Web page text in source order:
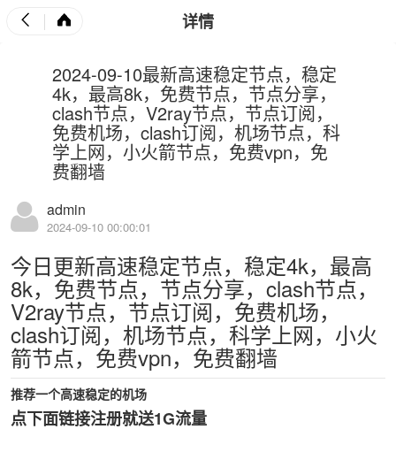
详情
2024-09-10最新高速稳定节点，稳定
4k，最高8k，免费节点，节点分享，
clash节点，V2ray节点，节点订阅，
免费机场，clash订阅，机场节点，科
学上网，小火箭节点，免费vpn，免
费翻墙
admin
2024-09-10 00:00:01
今日更新高速稳定节点，稳定4k，最高
8k，免费节点，节点分享，clash节点，
V2ray节点，节点订阅，免费机场，
clash订阅，机场节点，科学上网，小火
箭节点，免费vpn，免费翻墙
推荐一个高速稳定的机场
点下面链接注册就送1G流量